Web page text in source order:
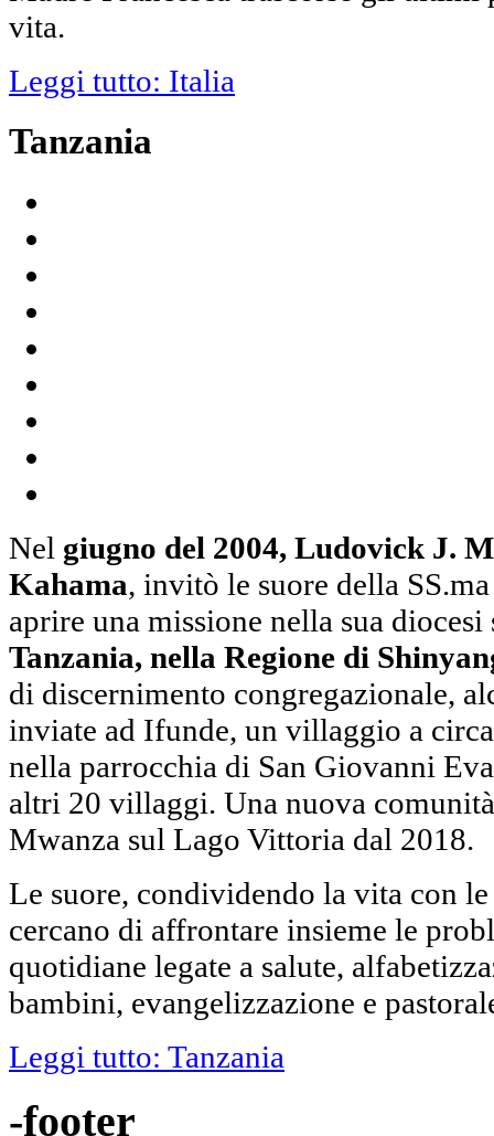
vita.
Leggi tutto: Italia
Tanzania
Nel giugno del 2004, Ludovick J.
Kahama, invitò le suore della
aprire una missione nella sua
Tanzania, nella Regione di
di discernimento congregazionale,
inviate ad Ifunde, un villaggio a
nella parrocchia di San Giovanni
altri 20 villaggi. Una nuova comunità
Mwanza sul Lago Vittoria dal 2018.
Le suore, condividendo la vita con
cercano di affrontare insieme le
quotidiane legate a salute,
bambini, evangelizzazione e
Leggi tutto: Tanzania
-footer